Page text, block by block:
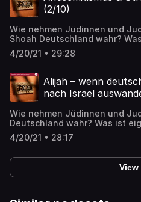
(2/10)
Wie nehmen Jüdinnen und
Shoah Deutschland wahr?
Humor? Oder jüdische Musik?
Themen spricht Journalistin
4/20/21 • 29:28
Alijah – wenn
nach Israel
Wie nehmen Jüdinnen und
Deutschland wahr? Was ist
Oder jüdische Musik? Über
spricht Journalistin Pola
4/20/21 • 28:17
View